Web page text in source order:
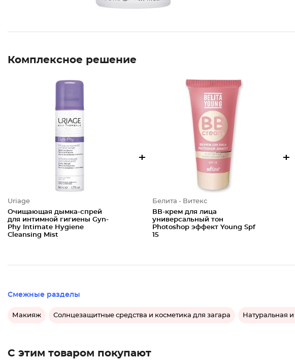
Комплексное решение
Uriage
Очищающая дымка-спрей
для интимной гигиены Gyn-
Phy Intimate Hygiene
Cleansing Mist
+
Белита - Витекс
ВВ-крем для лица
универсальный тон
Photoshop эффект Young Spf
15
+
Смежные разделы
Макияж Солнцезащитные средства и косметика для загара Натуральная
С этим товаром покупают